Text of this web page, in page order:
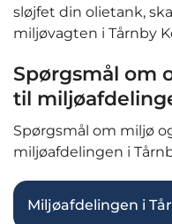
sløjfet din olietank,
miljøvagten i Tårnby
Spørgsmål om
til
Spørgsmål om miljø
miljøafdelingen i
Miljøafdelingen i